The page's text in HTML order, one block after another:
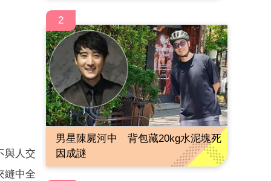
與人交
縫中全
2
男星陳屍河中 背包藏20kg水泥塊死
因成謎